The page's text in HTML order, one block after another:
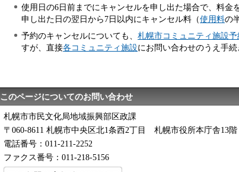
使用日の6日前までにキャンセルを申し出た場合で、料金
申し出た日の翌日から7日以内にキャンセル料（使用料の
予約のキャンセルについても、札幌市コミュニティ施設
すが、直接各コミュニティ施設にお問い合わせのうえ手続
このページについてのお問い合わせ
札幌市市民文化局地域振興部区政課
〒060-8611 札幌市中央区北1条西2丁目 札幌市役所本庁舎13階
電話番号：011-211-2252
ファクス番号：011-218-5156